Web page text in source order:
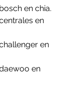
en chia.
en
en
en